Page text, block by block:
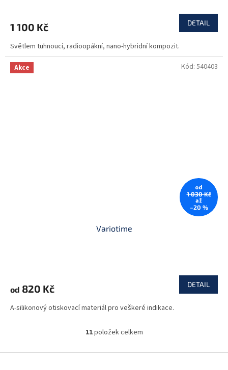
1 100 Kč DETAIL
Světlem tuhnoucí, radioopákní, nano-hybridní kompozit.
Akce
od
1 030 Kč
až
–20 %
Variotime
od 820 Kč DETAIL
A-silikonový otiskovací materiál pro veškeré indikace.
Kód: 540403
O
l
11položek celkem